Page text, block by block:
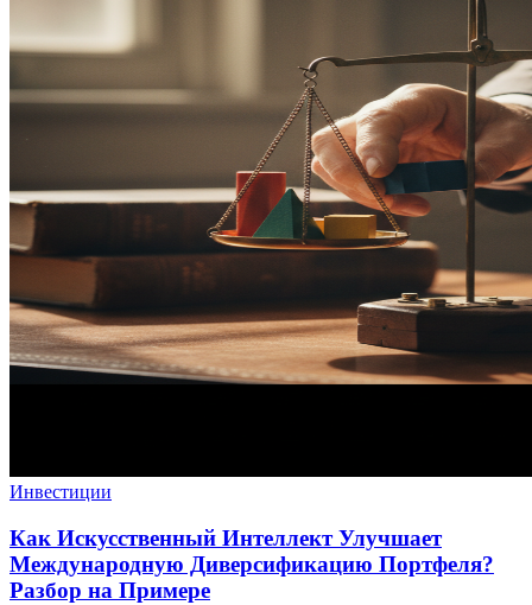
Инвестиции
Как Искусственный Интеллект Улучшает
Международную Диверсификацию Портфеля?
Разбор на Примере